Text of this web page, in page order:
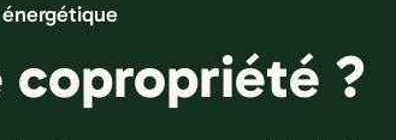
copropriété ?